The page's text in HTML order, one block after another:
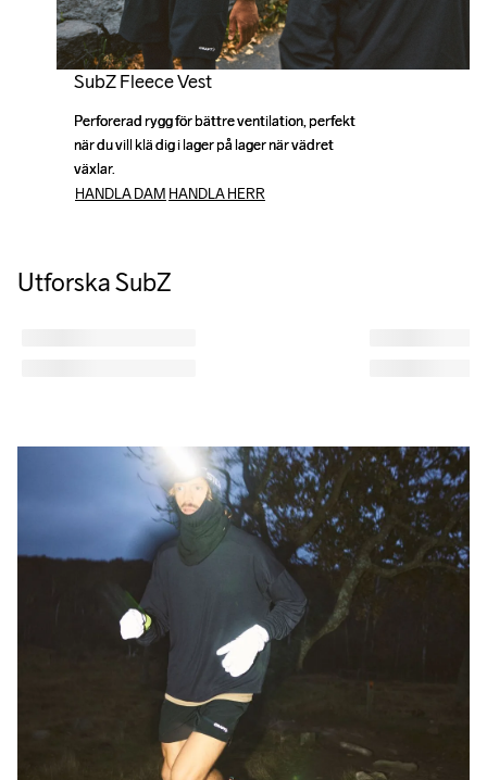
SubZ Fleece Vest
Perforerad rygg för bättre ventilation, perfekt
när du vill klä dig i lager på lager när vädret
växlar.
Perforerad rygg för bättre ventilation, perfekt
när du vill klä dig i lager på lager när vädret
växlar.
HANDLA DAM HANDLA HERR
Utforska SubZ